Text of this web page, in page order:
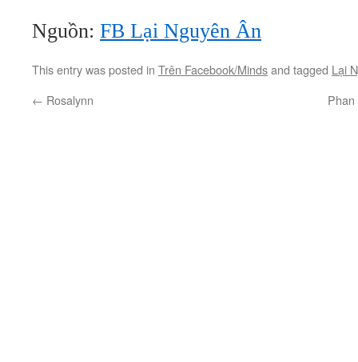
Nguồn: FB Lại Nguyên Ân
This entry was posted in Trên Facebook/Mindsand tagged Lại
← Rosalynn